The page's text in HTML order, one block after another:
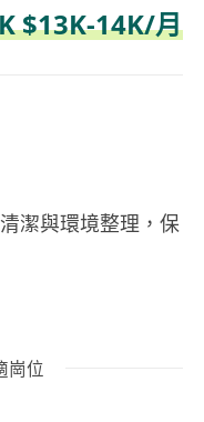
$13K-14K/月
潔與環境整理，保
、骨灰龕相關物件
。
崗位